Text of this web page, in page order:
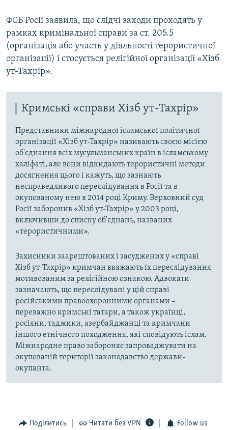
ФСБ Росії заявила, що слідчі заходи проходять у
рамках кримінальної справи за ст. 205.5
(організація або участь у діяльності терористичної
організації) і стосується релігійної організації «Хізб
ут-Тахрір».
Кримські «справи Хізб ут-Тахрір»
Представники міжнародної ісламської політичної
організації «Хізб ут-Тахрір» називають своєю місією
об'єднання всіх мусульманських країн в ісламському
халіфаті, але вони відкидають терористичні методи
досягнення цього і кажуть, що зазнають
несправедливого переслідування в Росії та в
окупованому нею в 2014 році Криму. Верховний суд
Росії заборонив «Хізб ут-Тахрір» у 2003 році,
включивши до списку об'єднань, названих
«терористичними».
Захисники заарештованих і засуджених у «справі
Хізб ут-Тахрір» кримчан вважають їх переслідування
мотивованим за релігійною ознакою. Адвокати
зазначають, що переслідувані у цій справі
російськими правоохоронними органами –
переважно кримські татари, а також українці,
росіяни, таджики, азербайджанці та кримчани
іншого етнічного походження, які сповідують іслам.
Міжнародне право забороняє запроваджувати на
окупованій території законодавство держави-
окупанта.
Поділитись Читати без VPN Follow us